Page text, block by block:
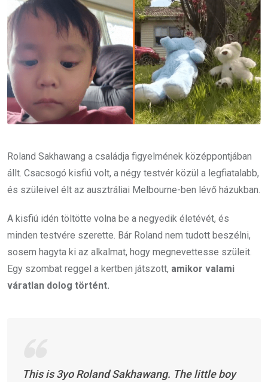
Roland Sakhawang a családja figyelmének középpontjában
állt. Csacsogó kisfiú volt, a négy testvér közül a legfiatalabb,
és szüleivel élt az ausztráliai Melbourne-ben lévő házukban.
A kisfiú idén töltötte volna be a negyedik életévét, és
minden testvére szerette. Bár Roland nem tudott beszélni,
sosem hagyta ki az alkalmat, hogy megnevettesse szüleit.
Egy szombat reggel a kertben játszott, amikor valami
váratlan dolog történt.
This is 3yo Roland Sakhawang. The little boy